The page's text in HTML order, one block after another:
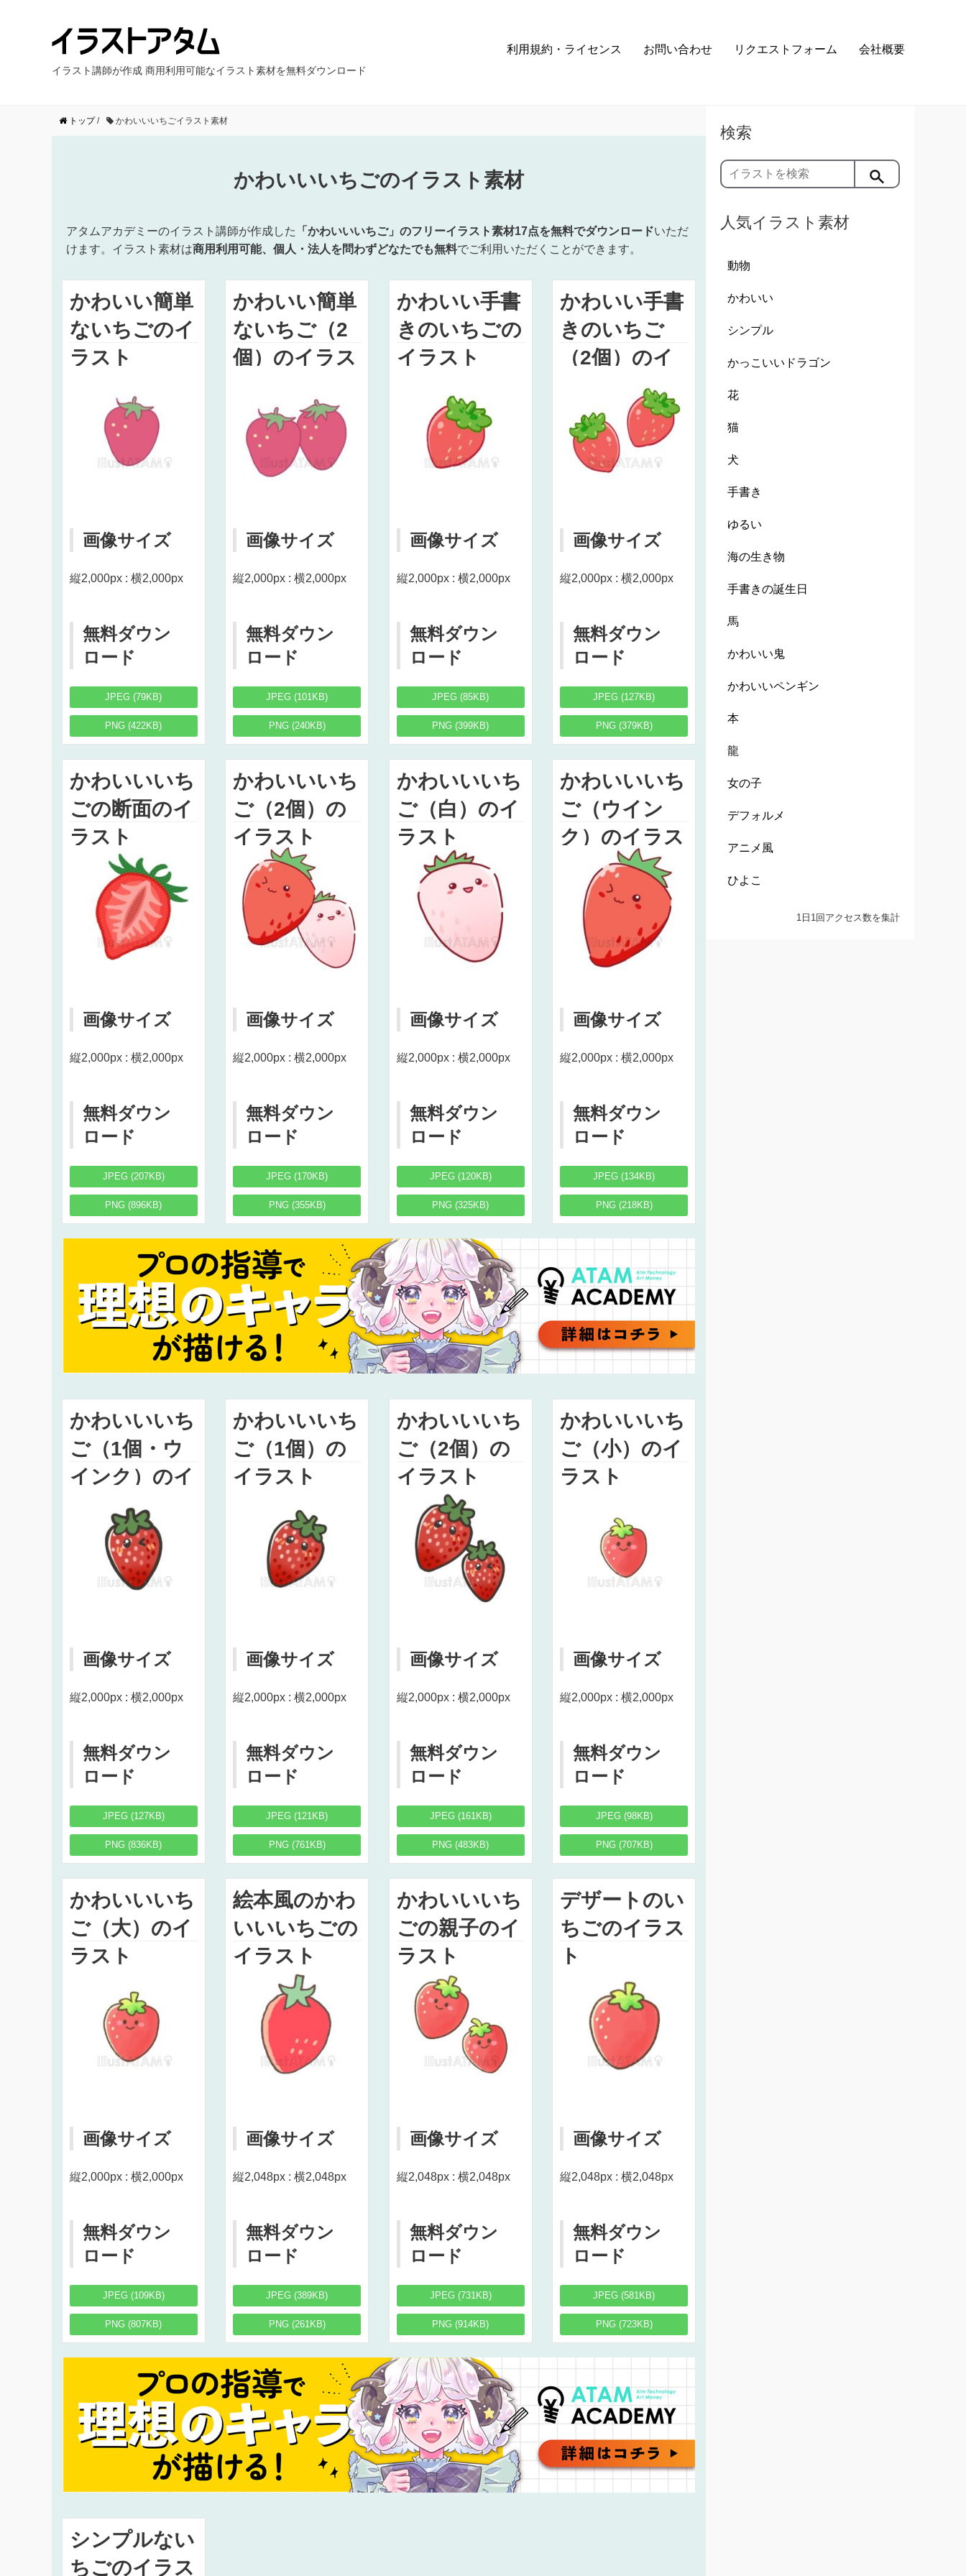
イラスト講師が作成 商用利用可能なイラスト素材を無料ダウンロード
利用規約・ライセンス お問い合わせ リクエストフォーム 会社概要
トップ/ かわいいいちごイラスト素材
かわいいいちごのイラスト素材
アタムアカデミーのイラスト講師が作成した 「かわいいいちご」のフリーイラスト素材17点を無料でダウンロードいただ
けます。イラスト素材は商用利用可能、個人・法人を問わずどなたでも無料でご利用いただくことができます。
かわいい簡単
ないちごのイ
ラスト
画像サイズ
縦2,000px : 横2,000px
無料ダウン
ロード
JPEG (79KB)
PNG (422KB)
かわいい簡単
ないちご（2
個）のイラス
画像サイズ
縦2,000px : 横2,000px
無料ダウン
ロード
JPEG (101KB)
PNG (240KB)
かわいい手書
きのいちごの
イラスト
画像サイズ
縦2,000px : 横2,000px
無料ダウン
ロード
JPEG (85KB)
PNG (399KB)
かわいい手書
きのいちご
（2個）のイ
画像サイズ
縦2,000px : 横2,000px
無料ダウン
ロード
JPEG (127KB)
PNG (379KB)
かわいいいち
ごの断面のイ
ラスト
画像サイズ
縦2,000px : 横2,000px
無料ダウン
ロード
JPEG (207KB)
PNG (896KB)
かわいいいち
ご（2個）の
イラスト
画像サイズ
縦2,000px : 横2,000px
無料ダウン
ロード
JPEG (170KB)
PNG (355KB)
かわいいいち
ご（白）のイ
ラスト
画像サイズ
縦2,000px : 横2,000px
無料ダウン
ロード
JPEG (120KB)
PNG (325KB)
かわいいいち
ご（ウイン
ク）のイラス
画像サイズ
縦2,000px : 横2,000px
無料ダウン
ロード
JPEG (134KB)
PNG (218KB)
かわいいいち
ご（1個・ウ
インク）のイ
ラスト
画像サイズ
縦2,000px : 横2,000px
無料ダウン
ロード
JPEG (127KB)
PNG (836KB)
かわいいいち
ご（1個）の
イラスト
画像サイズ
縦2,000px : 横2,000px
無料ダウン
ロード
JPEG (121KB)
PNG (761KB)
かわいいいち
ご（2個）の
イラスト
画像サイズ
縦2,000px : 横2,000px
無料ダウン
ロード
JPEG (161KB)
PNG (483KB)
かわいいいち
ご（小）のイ
ラスト
画像サイズ
縦2,000px : 横2,000px
無料ダウン
ロード
JPEG (98KB)
PNG (707KB)
かわいいいち
ご（大）のイ
ラスト
画像サイズ
縦2,000px : 横2,000px
無料ダウン
ロード
JPEG (109KB)
PNG (807KB)
絵本風のかわ
いいいちごの
イラスト
画像サイズ
縦2,048px : 横2,048px
無料ダウン
ロード
JPEG (389KB)
PNG (261KB)
かわいいいち
ごの親子のイ
ラスト
画像サイズ
縦2,048px : 横2,048px
無料ダウン
ロード
JPEG (731KB)
PNG (914KB)
デザートのい
ちごのイラス
ト
画像サイズ
縦2,048px : 横2,048px
無料ダウン
ロード
JPEG (581KB)
PNG (723KB)
シンプルない
ちごのイラス
検索
人気イラスト素材
動物
かわいい
シンプル
かっこいいドラゴン
花
猫
犬
手書き
ゆるい
海の生き物
手書きの誕生日
馬
かわいい鬼
かわいいペンギン
本
龍
女の子
デフォルメ
アニメ風
ひよこ
1日1回アクセス数を集計